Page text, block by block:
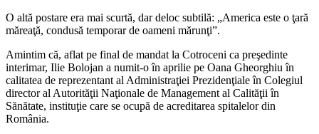
O altă postare era mai scurtă, dar deloc subtilă: „America este o ţară
măreaţă, condusă temporar de oameni mărunţi”.
Amintim că, aflat pe final de mandat la Cotroceni ca preşedinte
interimar, Ilie Bolojan a numit-o în aprilie pe Oana Gheorghiu în
calitatea de reprezentant al Administraţiei Prezidenţiale în Colegiul
director al Autorităţii Naţionale de Management al Calităţii în
Sănătate, instituţie care se ocupă de acreditarea spitalelor din
România.